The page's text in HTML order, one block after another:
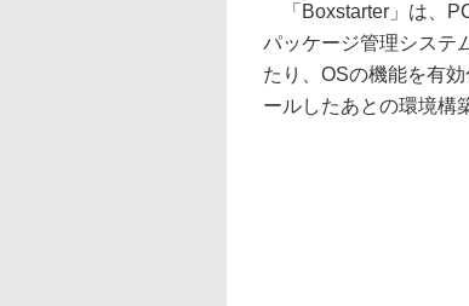
「Boxstarter」は、
パッケージ管理システ
たり、OSの機能を有
ールしたあとの環境構